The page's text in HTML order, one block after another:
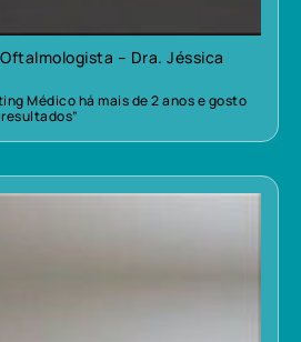
– Dra. Jéssica
Médico há mais de 2 anos e gosto